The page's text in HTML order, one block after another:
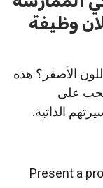
وظيفة
الأصفر؟ هذه
يجب على
الذاتية.
Present a